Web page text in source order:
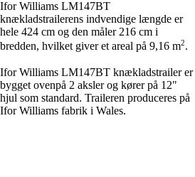
Ifor Williams LM147BT
knækladstrailerens indvendige længde er
hele 424 cm og den måler 216 cm i
bredden, hvilket giver et areal på 9,16 m2.
Ifor Williams LM147BT knækladstrailer er
bygget ovenpå 2 aksler og kører på 12"
hjul som standard. Traileren produceres på
Ifor Williams fabrik i Wales.